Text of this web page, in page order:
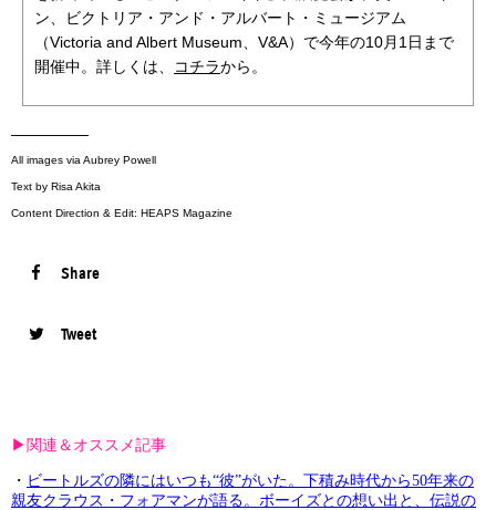
ン、ビクトリア・アンド・アルバート・ミュージアム
（Victoria and Albert Museum、V&A）で今年の10月1日まで
開催中。詳しくは、
コチラから。
—————
All images via Aubrey Powell
Text by Risa Akita
Content Direction & Edit: HEAPS Magazine
Share
Tweet
▶︎関連＆オススメ記事
・ ビートルズの隣にはいつも“彼”がいた。下積み時代から50年来の
親友クラウス・フォアマンが語る。ボーイズとの想い出と、伝説の